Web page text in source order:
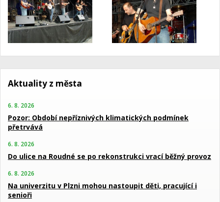
Aktuality z města
6. 8. 2026
Pozor: Období nepříznivých klimatických podmínek
přetrvává
6. 8. 2026
Do ulice na Roudné se po rekonstrukci vrací běžný provoz
6. 8. 2026
Na univerzitu v Plzni mohou nastoupit děti, pracující i
senioři